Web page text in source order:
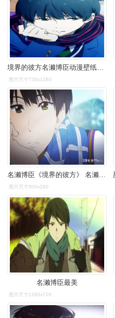
图片尺寸720x1280
名濑博臣《境界的彼方》 名濑美月的哥哥,极度的妹控,变态中的战斗机
图片尺寸500x280
名濑博臣最美
图片尺寸1280x720